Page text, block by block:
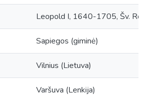
Leopold I, 1640-1705, Šv.
Sapiegos (giminė)
Vilnius (Lietuva)
Varšuva (Lenkija)